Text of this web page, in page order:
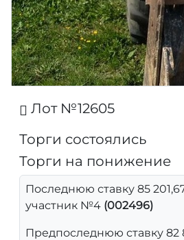
Лот №12605
Торги состоялись
Торги на понижение
Последнюю ставку 85
участник №4 (002496)
Предпоследнюю ставку 82